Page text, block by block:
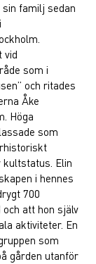
familj sedan
vid
som i
och ritades
Åke
Höga
som
kultstatus. Elin
i hennes
700
att hon själv
aktiviteter. En
som
gården utanför